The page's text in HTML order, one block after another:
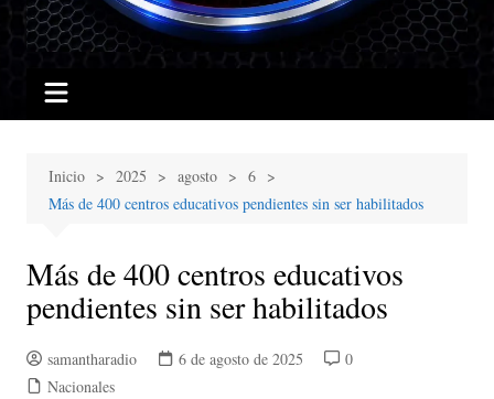
Inicio 2025 agosto
6
Más de 400 centros educativos pendientes sin ser habilitados
Más de 400 centros educativos
pendientes sin ser habilitados
samantharadio 6 de agosto de 2025
0
Nacionales